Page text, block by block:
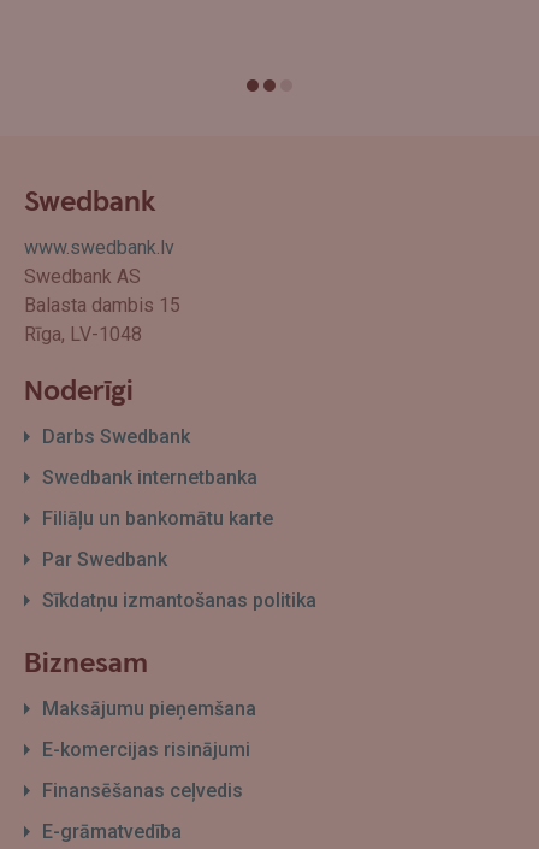
Swedbank
www.swedbank.lv
Swedbank AS
Balasta dambis 15
Rīga, LV-1048
Noderīgi
Darbs Swedbank
Swedbank internetbanka
Filiāļu un bankomātu karte
Par Swedbank
Sīkdatņu izmantošanas politika
Biznesam
Maksājumu pieņemšana
E-komercijas risinājumi
Finansēšanas ceļvedis
E-grāmatvedība